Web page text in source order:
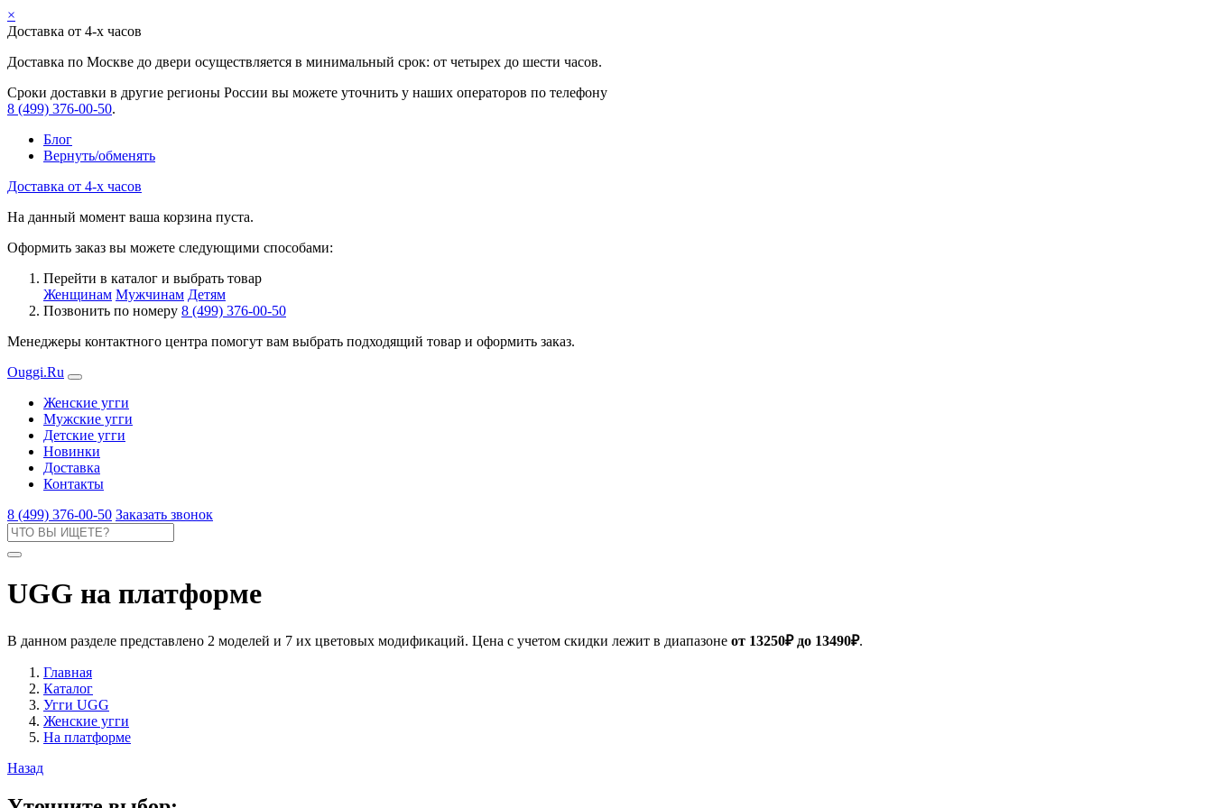
×
Доставка от 4-х часов
Доставка по Москве до двери осуществляется в минимальный срок: от четырех до шести часов.
Сроки доставки в другие регионы России вы можете уточнить у наших операторов по телефону
8 (499) 376-00-50.
Блог
Вернуть/обменять
Доставка от 4-х часов
На данный момент ваша корзина пуста.
Оформить заказ вы можете следующими способами:
Перейти в каталог и выбрать товар
Женщинам Мужчинам Детям
Позвонить по номеру 8 (499) 376-00-50
Менеджеры контактного центра помогут вам выбрать подходящий товар и оформить заказ.
Ouggi.Ru
Женские угги
Мужские угги
Детские угги
Новинки
Доставка
Контакты
8 (499) 376-00-50 Заказать звонок
UGG на платформе
В данном разделе представлено 2 моделей и 7 их цветовых модификаций. Цена с учетом скидки лежит в диапазоне от 13250₽ до 13490₽.
Главная
Каталог
Угги UGG
Женские угги
На платформе
Назад